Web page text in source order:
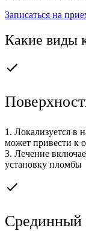
Записаться на
Какие виды
1. Локализуется в
может привести к
3. Лечение
установку пломбы
Срединный